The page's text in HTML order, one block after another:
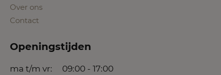
Over ons
Contact
Openingstijden
ma t/m vr:
09:00 - 17:00